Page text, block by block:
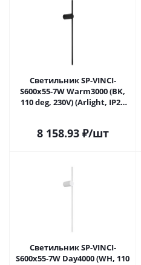
Светильник SP-VINCI-
S600x55-7W Warm3000 (BK,
110 deg, 230V) (Arlight, IP20
8 158.93₽/шт
Светильник SP-VINCI-
S600x55-7W Day4000 (WH, 110